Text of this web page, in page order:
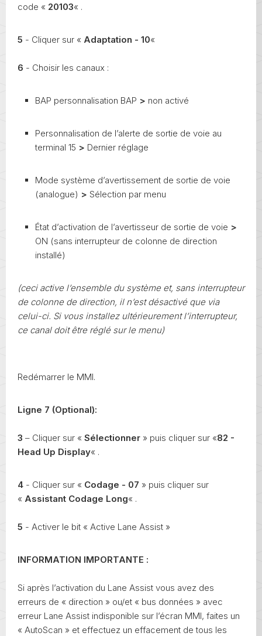
code « 20103« .
5 - Cliquer sur « Adaptation - 10«
6 - Choisir les canaux :
BAP personnalisation BAP > non activé
Personnalisation de l’alerte de sortie de voie au
terminal 15 > Dernier réglage
Mode système d’avertissement de sortie de voie
(analogue) > Sélection par menu
État d’activation de l’avertisseur de sortie de voie >
ON (sans interrupteur de colonne de direction
installé)
(ceci active l’ensemble du système et, sans interrupteur
de colonne de direction, il n’est désactivé que via
celui-ci. Si vous installez ultérieurement l’interrupteur,
ce canal doit être réglé sur le menu)
Redémarrer le MMI.
Ligne 7 (Optional):
3 – Cliquer sur « Sélectionner » puis cliquer sur «82 -
Head Up Display« .
4 - Cliquer sur « Codage - 07 » puis cliquer sur
« Assistant Codage Long« .
5 - Activer le bit « Active Lane Assist »
INFORMATION IMPORTANTE :
Si après l’activation du Lane Assist vous avez des
erreurs de « direction » ou/et « bus données » avec
erreur Lane Assist indisponible sur l’écran MMI, faites un
« AutoScan » et effectuez un effacement de tous les